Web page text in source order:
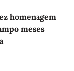
homenagem
meses